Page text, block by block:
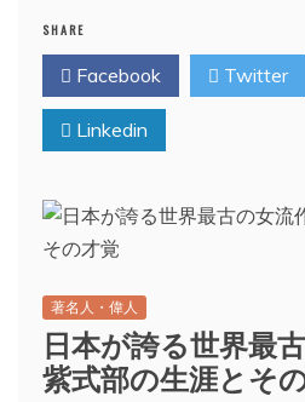
SHARE
Facebook Twitter
Linkedin
著名人・偉人
日本が誇る世界最
紫式部の生涯とそ